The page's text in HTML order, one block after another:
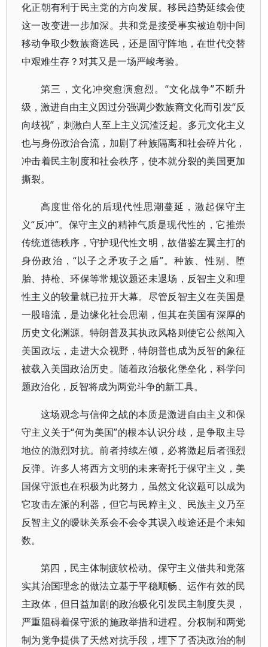
化正朝有利于民主党的方向发展。移民趋势延续会使
这一改变进一步加深。共和党是接受事实被迫朝中间
移动争取少数族裔选民，还是固守阵地，在世代交替
中艰难生存？对其又是一场严峻考验。
第三，文化冲突愈演愈烈。“文化战争”不断升
级，激进自由主义因过分强调少数族裔文化而引发“反
向歧视”，刺激白人至上主义沉渣泛起。多元文化主义
也与身份政治合流，加剧了种族隔离和社会碎片化，
冲击着民主制度和社会秩序，使本就分裂的美国更加
撕裂。
高度世俗化的后现代性思潮蔓延，激起保守主
义“反冲”。保守主义的精神气质是现代性的，它推崇
传统道德秩序，守护现代性文明，故借鉴左翼主打的
身份政治，“以子之矛攻子之盾”。种族、性别、堕
胎、持枪、环保等常规议题还未退场，反智主义和理
性主义的较量就已拉开大幕。尽管反智主义在美国是
一股暗流，是边缘化社会思潮，但其在美国有深厚的
历史文化渊源。特朗普及其执政风格则使它公然闯入
美国政坛，走进大众视野，特朗普也成为反智的象征
被载入美国政治历史。随着政治极化堡垒化，科学问
题政治化，反智将成为两党斗争的新工具。
这场观念与信仰之战的本质是激进自由主义和保
守主义关于“何为美国”的根本认识分歧，是争取主导
地位的激烈对抗。前者持续左倾，必将激起后者强烈
反弹。许多人将西方文明的未来寄托于保守主义，美
国保守派也在积极为此努力，虽然文化议题可以成为
它攻击左派的利器，但它与民粹主义、民族主义乃至
反智主义的暧昧关系会不会令其误入歧途还是个未知
数。
第四，民主体制疲软松动。保守主义借共和党落
实其治国理念的做法立基于平稳顺畅、运作有效的民
主政体，但日益加剧的政治极化引发民主制度失灵，
严重阻碍着保守派的施政举措和进程。分权制和两党
制为党争提供了天然对抗手段，埋下了否决政治的制